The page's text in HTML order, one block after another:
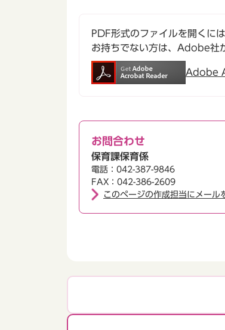
PDF形式のファイルを開く
お持ちでない方は、Adobe社
Adobe
お問合わせ
保育課保育係
電話：042-387-9846
FAX：042-386-2609
このページの作成担当にメール